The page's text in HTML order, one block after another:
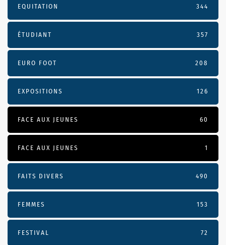
EQUITATION 344
ÉTUDIANT 357
EURO FOOT 208
EXPOSITIONS 126
FACE AUX JEUNES 60
FACE AUX JEUNES 1
FAITS DIVERS 490
FEMMES 153
FESTIVAL 72